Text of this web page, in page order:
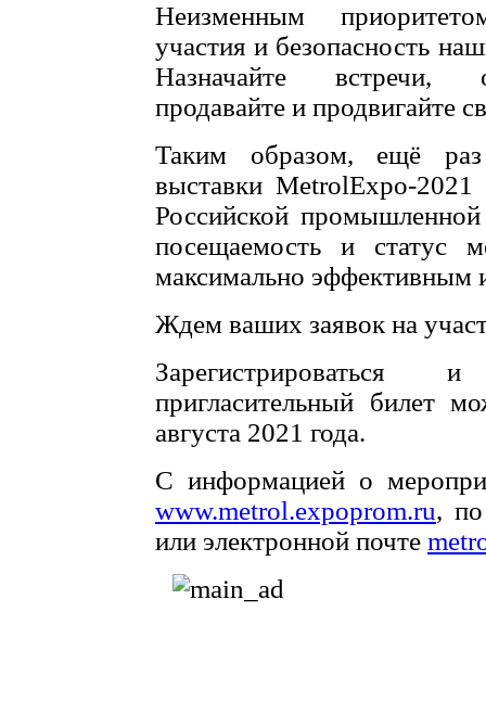
Неизменным
участия и безопасность
Назначайте встречи,
продавайте и продвигайте
Таким образом, ещё
выставки MetrolExpo-
Российской
посещаемость и статус
максимально эффективным
Ждем ваших заявок на
Зарегистрироваться
пригласительный билет
августа 2021 года.
С информацией о
www.metrol.expoprom.ru,
или электронной почте